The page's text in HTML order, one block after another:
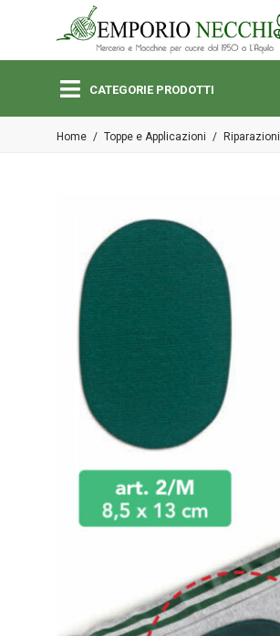
MENU
Open submenu (Bambini)
Open submenu (Lane e Cotoni)
Lane e Cotoni
Macchine per Cucire
Open submenu (Merceria)
Open submenu (Pizzi e Passamanerie)
Open submenu (Ricamo)
Ricamo
Open submenu (Tessuti)
Tessuti
Open submenu (Toppe e Applicazioni)
Toppe e Applicazioni
CATEGORIE PRODOTTI
Home / Toppe e Applicazioni / Riparazioni